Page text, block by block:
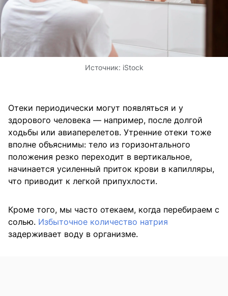
Источник: iStock
Отеки периодически могут появляться и у
здорового человека — например, после долгой
ходьбы или авиаперелетов. Утренние отеки тоже
вполне объяснимы: тело из горизонтального
положения резко переходит в вертикальное,
начинается усиленный приток крови в капилляры,
что приводит к легкой припухлости.
Кроме того, мы часто отекаем, когда перебираем с
солью. Избыточное количество натрия
задерживает воду в организме.